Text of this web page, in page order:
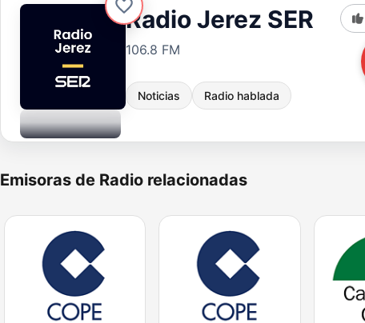
Radio Jerez SER
106.8 FM
Noticias Radio hablada
Emisoras de Radio relacionadas